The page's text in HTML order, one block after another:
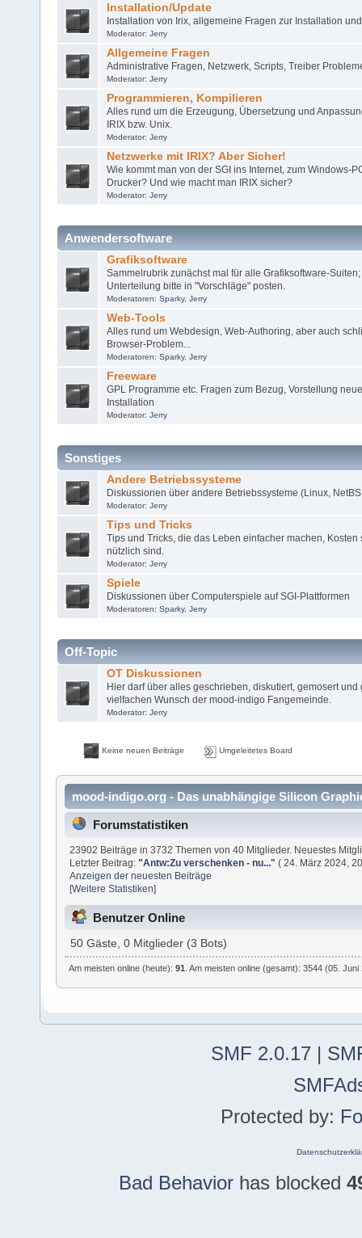
Installation/Update
Installation von Irix, allgemeine Fragen zur Installation
Moderator: Jerry
Allgemeine Fragen
Administrative Fragen, Netzwerk, Scripts, Treiber
Moderator: Jerry
Programmieren, Kompilieren
Alles rund um die Erzeugung, Übersetzung und
IRIX bzw. Unix.
Moderator: Jerry
Netzwerke mit IRIX? Aber Sicher!
Wie kommt man von der SGI ins Internet, zum Windows-
Drucker? Und wie macht man IRIX sicher?
Moderator: Jerry
Anwendersoftware
Grafiksoftware
Sammelrubrik zunächst mal für alle Grafiksoftware-
Unterteilung bitte in "Vorschläge" posten.
Moderatoren: Sparky, Jerry
Web-Tools
Alles rund um Webdesign, Web-Authoring, aber auch
Browser-Problem...
Moderatoren: Sparky, Jerry
Freeware
GPL Programme etc. Fragen zum Bezug, Vorstellung
Installation
Moderator: Jerry
Sonstiges
Andere Betriebssysteme
Diskussionen über andere Betriebssysteme (Linux,
Moderator: Jerry
Tips und Tricks
Tips und Tricks, die das Leben einfacher machen, Kosten
nützlich sind.
Moderator: Jerry
Spiele
Diskussionen über Computerspiele auf SGI-Plattformen
Moderatoren: Sparky, Jerry
Off-Topic
OT Diskussionen
Hier darf über alles geschrieben, diskutiert, gemosert und
vielfachen Wunsch der mood-indigo Fangemeinde.
Moderator: Jerry
Keine neuen Beiträge Umgeleitetes Board
mood-indigo.org - Das unabhängige Silicon
Forumstatistiken
23902 Beiträge in 3732 Themen von 40 Mitglieder. Neuestes
Letzter Beitrag:"Antw:Zu verschenken - nu..." ( 24. März 2024,
Anzeigen der neuesten Beiträge
[Weitere Statistiken]
Benutzer Online
50 Gäste, 0 Mitglieder (3 Bots)
Am meisten online (heute):91 . Am meisten online (gesamt): 3544 (05.
SMF 2.0.17 |
Protected by:
Bad Behaviorhas blocked